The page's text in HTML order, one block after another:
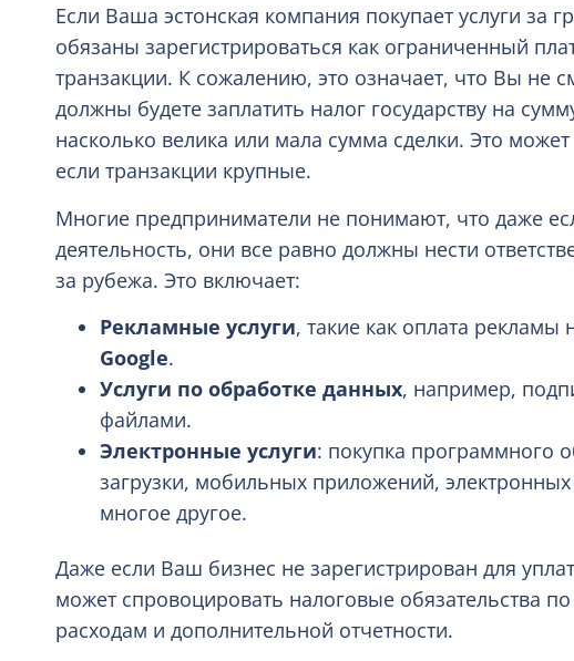
Если Ваша эстонская компания покупает услуги за
обязаны зарегистрироваться как ограниченный
транзакции. К сожалению, это означает, что Вы не
должны будете заплатить налог государству на
насколько велика или мала сумма сделки. Это
если транзакции крупные.
Многие предприниматели не понимают, что даже
деятельность, они все равно должны нести
за рубежа. Это включает:
Рекламные услуги, такие как оплата рекламы
Google.
Услуги по обработке данных, например,
файлами.
Электронные услуги: покупка программного
загрузки, мобильных приложений,
многое другое.
Даже если Ваш бизнес не зарегистрирован для
может спровоцировать налоговые обязательства
расходам и дополнительной отчетности.